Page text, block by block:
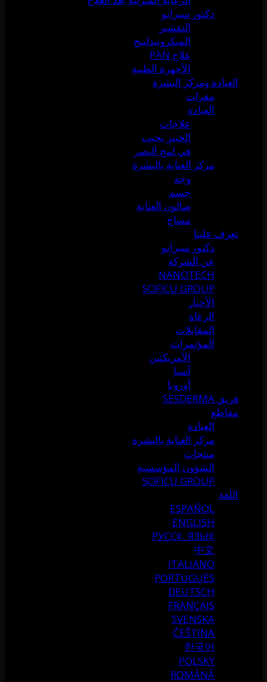
دكتور سيرانو
التقشير
الميكرونيدلينج
علاج PAN
الأجهزة الطبية
العيادة ومركز البشرة
مقرات
العيادة
علاجات
الخبير يجيب
في لمح البصر
مركز العناية بالبشرة
وجه
جسم
صالون العناية
مساج
تعرف علينا
دكتور سيرانو
عن الشركة
NANOTECH
SOFICU GROUP
الأخبار
الرعاة
المقابلات
المؤتمرات
الأمريكتين
آسيا
أوروبا
فريق SESDERMA
مقاطع
العيادة
مركز العناية بالبشرة
منتجات
الشؤون المؤسسية
SOFICU GROUP
اللغة
ESPAÑOL
ENGLISH
РУССК. ЯЗЫК
中文
ITALIANO
PORTUGUÉS
DEUTSCH
FRANÇAIS
SVENSKA
ČEŠTINA
한국어
POLSKY
ROMÂNĂ